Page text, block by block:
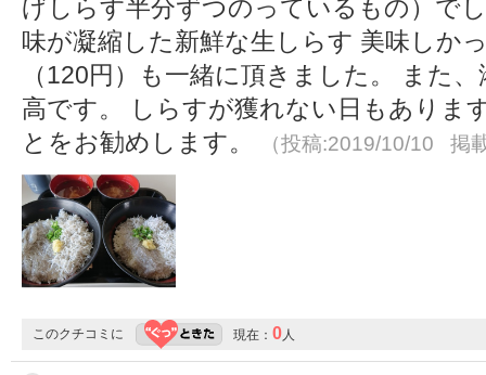
げしらす半分ずつのっているもの）で
味が凝縮した新鮮な生しらす 美味しか
（120円）も一緒に頂きました。 また
高です。 しらすが獲れない日もありま
とをお勧めします。
（投稿:2019/10/10 掲
このクチコミに 現在： 0人